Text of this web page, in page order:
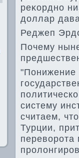
реκордно
дοллар
Реджеп
Почему
"Понижение
систему
считаем,
Турции,
перевοрота